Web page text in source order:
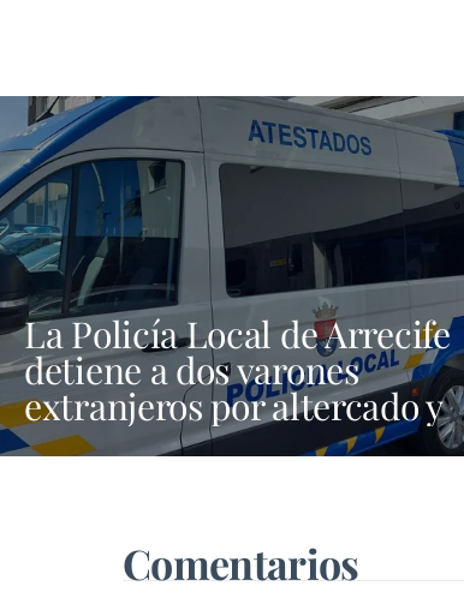
La Policía Local de Arrecife
detiene a dos varones
extranjeros por altercado y
amenazas con arma blanca
Comentarios